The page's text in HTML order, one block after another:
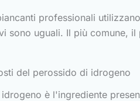
professionali
sono uguali. Il più comune,
del perossido di idrogeno
è l'ingrediente